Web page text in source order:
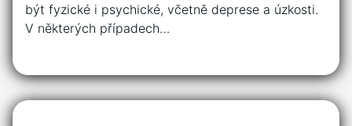
být fyzické i psychické, včetně deprese a úzkosti.
V některých případech…